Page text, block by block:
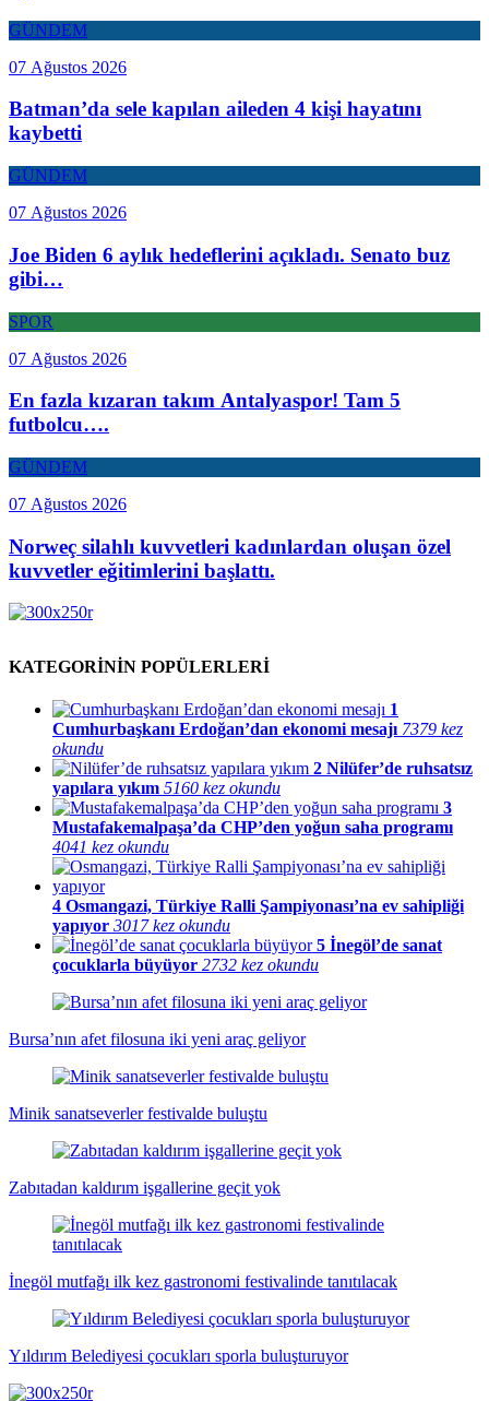
GÜNDEM
07 Ağustos 2026
Batman’da sele kapılan aileden 4 kişi hayatını
kaybetti
GÜNDEM
07 Ağustos 2026
Joe Biden 6 aylık hedeflerini açıkladı. Senato buz
gibi…
SPOR
07 Ağustos 2026
En fazla kızaran takım Antalyaspor! Tam 5
futbolcu….
GÜNDEM
07 Ağustos 2026
Norweç silahlı kuvvetleri kadınlardan oluşan özel
kuvvetler eğitimlerini başlattı.
KATEGORİNİN POPÜLERLERİ
1
Cumhurbaşkanı Erdoğan’dan ekonomi mesajı 7379 kez
okundu
2 Nilüfer’de ruhsatsız
yapılara yıkım 5160 kez okundu
3
Mustafakemalpaşa’da CHP’den yoğun saha programı
4041 kez okundu
4 Osmangazi, Türkiye Ralli Şampiyonası’na ev sahipliği
yapıyor 3017 kez okundu
5 İnegöl’de sanat
çocuklarla büyüyor 2732 kez okundu
Bursa’nın afet filosuna iki yeni araç geliyor
Minik sanatseverler festivalde buluştu
Zabıtadan kaldırım işgallerine geçit yok
İnegöl mutfağı ilk kez gastronomi festivalinde tanıtılacak
Yıldırım Belediyesi çocukları sporla buluşturuyor